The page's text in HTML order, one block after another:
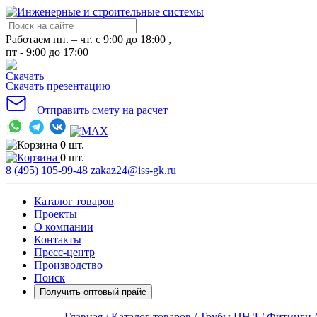
Работаем пн. – чт. с 9:00 до 18:00 ,
пт - 9:00 до 17:00
Скачать презентацию
Отправить смету на расчет
0 шт.
0 шт.
8 (495) 105-99-48 zakaz24@iss-gk.ru
Каталог товаров
Проекты
О компании
Контакты
Пресс-центр
Производство
Поиск
Получить оптовый прайс